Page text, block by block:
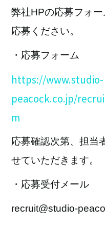
弊社HPの応募フォ
応募ください。
・応募フォーム
https://www.studio-
peacock.co.jp/
m
応募確認次第、担当
せていただきます。
・応募受付メール
recruit@studio-